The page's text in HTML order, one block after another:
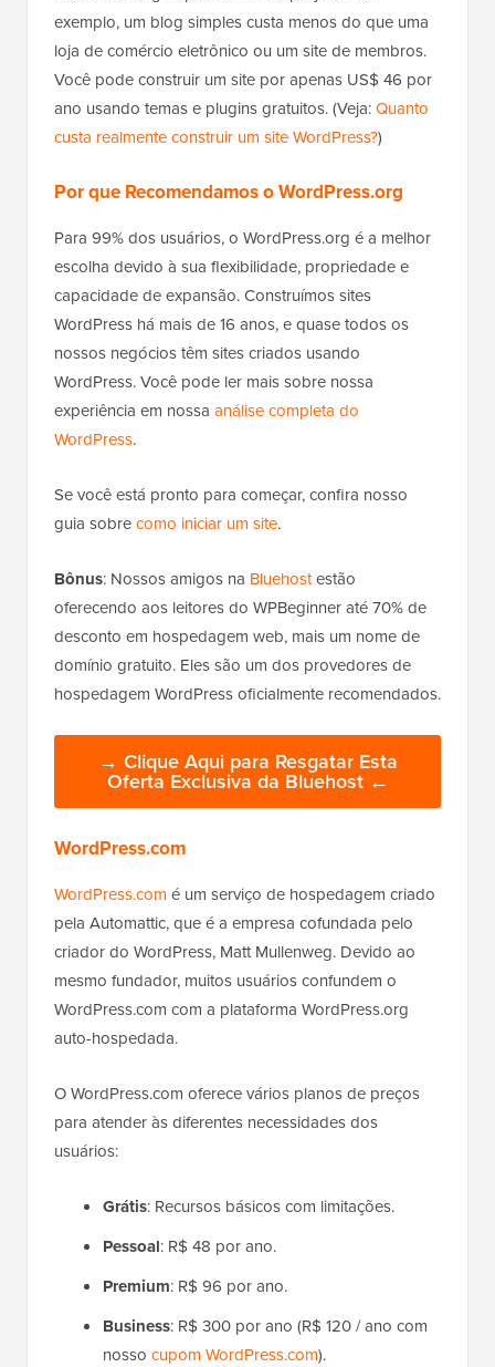
exemplo, um blog simples custa menos do que uma
loja de comércio eletrônico ou um site de membros.
Você pode construir um site por apenas US$ 46 por
ano usando temas e plugins gratuitos. (Veja:Quanto
custa realmente construir um site WordPress?)
Por que Recomendamos o WordPress.org
Para 99% dos usuários, o WordPress.org é a melhor
escolha devido à sua flexibilidade, propriedade e
capacidade de expansão. Construímos sites
WordPress há mais de 16 anos, e quase todos os
nossos negócios têm sites criados usando
WordPress. Você pode ler mais sobre nossa
experiência em nossa análise completa do
WordPress.
Se você está pronto para começar, confira nosso
guia sobrecomo iniciar um site.
Bônus: Nossos amigos na Bluehostestão
oferecendo aos leitores do WPBeginner até 70% de
desconto em hospedagem web, mais um nome de
domínio gratuito. Eles são um dos provedores de
hospedagem WordPress oficialmente recomendados.
→ Clique Aqui para Resgatar Esta
Oferta Exclusiva da Bluehost ←
WordPress.com
WordPress.com é um serviço de hospedagem criado
pela Automattic, que é a empresa cofundada pelo
criador do WordPress, Matt Mullenweg. Devido ao
mesmo fundador, muitos usuários confundem o
WordPress.com com a plataforma WordPress.org
auto-hospedada.
O WordPress.com oferece vários planos de preços
para atender às diferentes necessidades dos
usuários:
Grátis: Recursos básicos com limitações.
Pessoal: R$ 48 por ano.
Premium: R$ 96 por ano.
Business: R$ 300 por ano (R$ 120 / ano com
nosso cupom WordPress.com).